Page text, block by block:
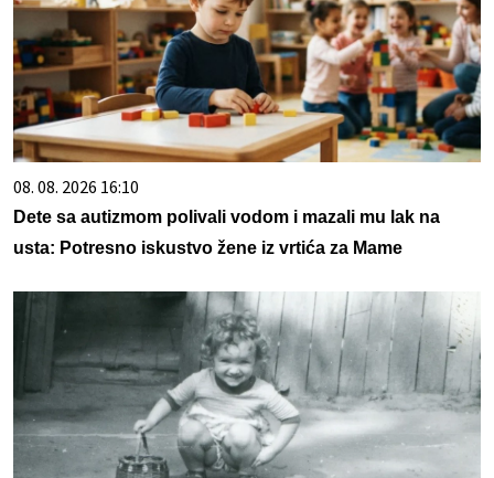
08. 08. 2026 16:10
Dete sa autizmom polivali vodom i mazali mu lak na
usta: Potresno iskustvo žene iz vrtića za Mame